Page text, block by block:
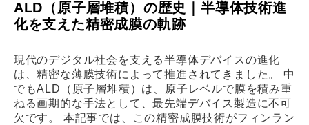
ALD（原子層堆積）の歴史｜半導体技術進
化を支えた精密成膜の軌跡
現代のデジタル社会を支える半導体デバイスの進化
は、精密な薄膜技術によって推進されてきました。 中
でもALD（原子層堆積）は、原子レベルで膜を積み重
ねる画期的な手法として、最先端デバイス製造に不可
欠です。 本記事では、この精密成膜技術がフィンラン